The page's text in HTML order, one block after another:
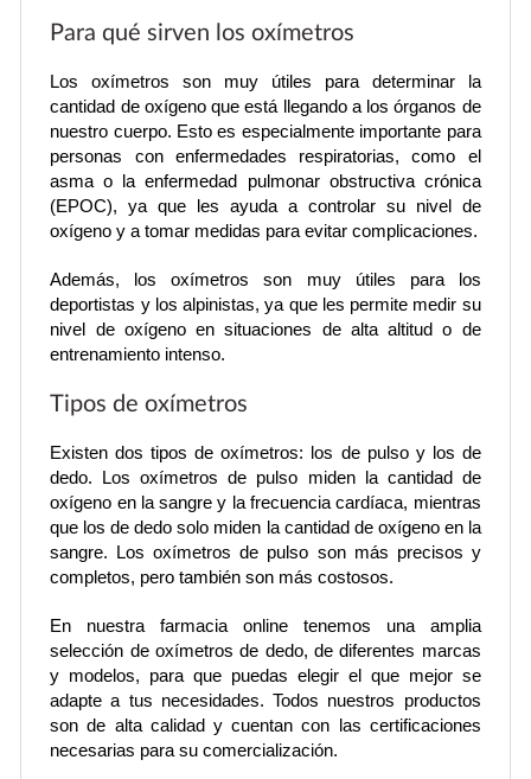
Para qué sirven los oxímetros
Los oxímetros son muy útiles para determinar la
cantidad de oxígeno que está llegando a los órganos de
nuestro cuerpo. Esto es especialmente importante para
personas con enfermedades respiratorias, como el
asma o la enfermedad pulmonar obstructiva crónica
(EPOC), ya que les ayuda a controlar su nivel de
oxígeno y a tomar medidas para evitar complicaciones.
Además, los oxímetros son muy útiles para los
deportistas y los alpinistas, ya que les permite medir su
nivel de oxígeno en situaciones de alta altitud o de
entrenamiento intenso.
Tipos de oxímetros
Existen dos tipos de oxímetros: los de pulso y los de
dedo. Los oxímetros de pulso miden la cantidad de
oxígeno en la sangre y la frecuencia cardíaca, mientras
que los de dedo solo miden la cantidad de oxígeno en la
sangre. Los oxímetros de pulso son más precisos y
completos, pero también son más costosos.
En nuestra farmacia online tenemos una amplia
selección de oxímetros de dedo, de diferentes marcas
y modelos, para que puedas elegir el que mejor se
adapte a tus necesidades. Todos nuestros productos
son de alta calidad y cuentan con las certificaciones
necesarias para su comercialización.